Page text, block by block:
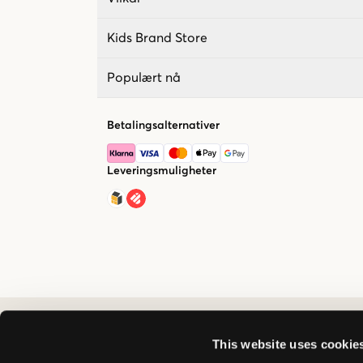
This website uses
Kids Brand Store
Populært nå
Betalingsalternativer
Leveringsmuligheter